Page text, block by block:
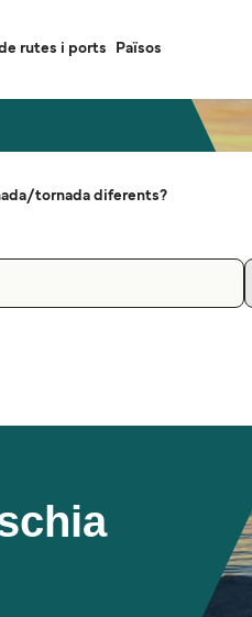
rutes i ports Països
tornada diferents?